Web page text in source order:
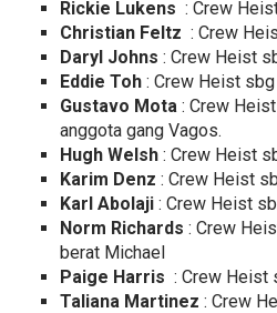
Rickie Lukens : Crew
Christian Feltz : Crew
Daryl Johns : Crew Heist
Eddie Toh : Crew Heist
Gustavo Mota : Crew
anggota gang Vagos.
Hugh Welsh : Crew Heist
Karim Denz : Crew Heist
Karl Abolaji : Crew Heist
Norm Richards : Crew
berat Michael
Paige Harris : Crew Heist
Taliana Martinez : Crew